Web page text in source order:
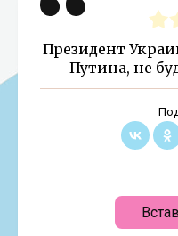
Президент
Путина, не